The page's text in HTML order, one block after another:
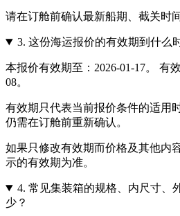
请在订舱前确认最新船期、截关时
3. 这份海运报价的有效期到什么
本报价有效期至：2026-01-17。 有
08。
有效期只代表当前报价条件的适用
仍需在订舱前重新确认。
如果只修改有效期而价格及其他内
示的有效期为准。
4. 常见集装箱的规格、内尺寸、
少？